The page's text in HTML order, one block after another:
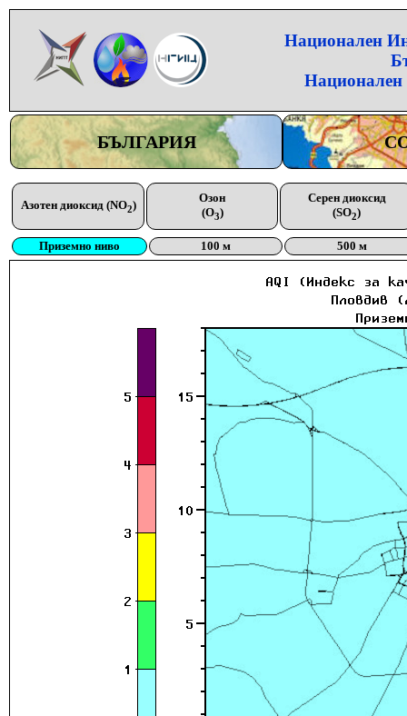
Национален
Национален
БЪЛГАРИЯ
Азотен диоксид (NO2)
Озон
(O3)
Серен диоксид
(SO2)
Приземно ниво 100 м 500 м